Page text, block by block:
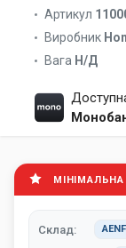
Артикул
Виробник
Вага Н/Д
МІНІМАЛЬНА
Склад: